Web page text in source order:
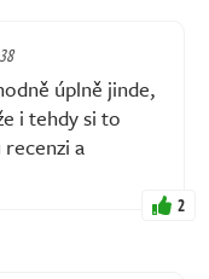
úplně jinde,
i tehdy si to
a
2